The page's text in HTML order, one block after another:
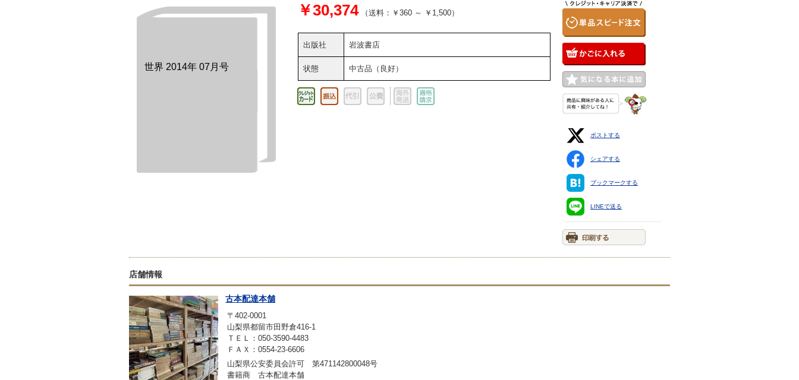
世界 2014年 07月号
￥30,374（送料：￥360 ～ ￥1,500）
出版社 岩波書店
状態 中古品（良好）
ポストする
シェアする
ブックマークする
LINEで送る
店舗情報
古本配達本舗
〒402-0001
山梨県都留市田野倉416-1
ＴＥＬ：050-3590-4483
ＦＡＸ：0554-23-6606
山梨県公安委員会許可 第471142800048号
書籍商 古本配達本舗